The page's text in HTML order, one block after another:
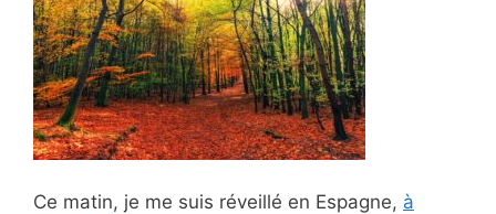
Ce matin, je me suis réveillé en Espagne, à